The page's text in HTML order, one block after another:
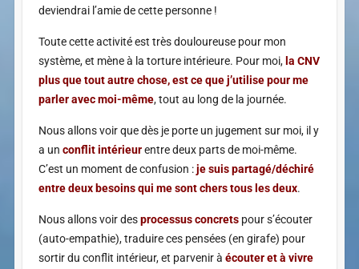
deviendrai l’amie de cette personne !
Toute cette activité est très douloureuse pour mon
système, et mène à la torture intérieure. Pour moi, la CNV
plus que tout autre chose, est ce que j’utilise pour me
parler avec moi-même, tout au long de la journée.
Nous allons voir que dès je porte un jugement sur moi, il y
a un conflit intérieurentre deux parts de moi-même.
C’est un moment de confusion :je suis partagé/déchiré
entre deux besoins qui me sont chers tous les deux.
Nous allons voir desprocessus concrets pour s’écouter
(auto-empathie), traduire ces pensées (en girafe) pour
sortir du conflit intérieur, et parvenir à écouter et à vivre